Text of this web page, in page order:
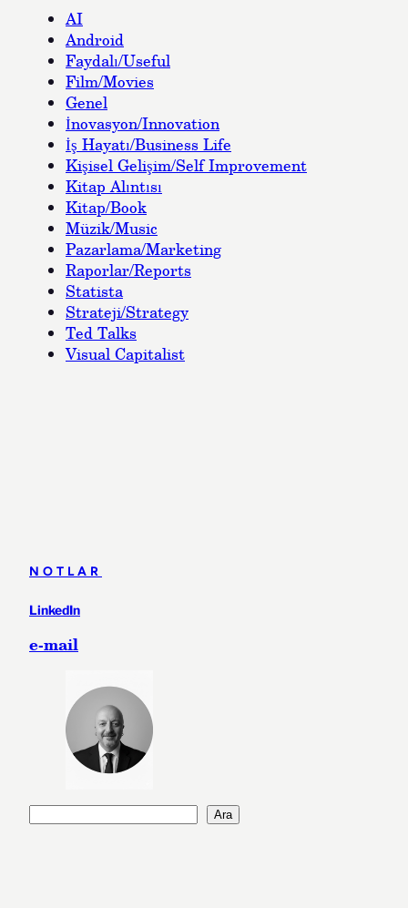
AI
Android
Faydalı/Useful
Film/Movies
Genel
İnovasyon/Innovation
İş Hayatı/Business Life
Kişisel Gelişim/Self Improvement
Kitap Alıntısı
Kitap/Book
Müzik/Music
Pazarlama/Marketing
Raporlar/Reports
Statista
Strateji/Strategy
Ted Talks
Visual Capitalist
NOTLAR
LinkedIn
e-mail
Ara